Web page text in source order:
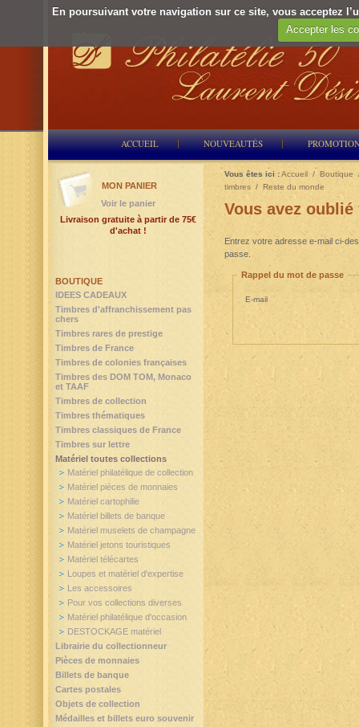
En poursuivant votre navigation sur ce site, vous acceptez
Accepter les
ACCUEIL NOUVEAUTÉS
Vous êtes ici :Accueil / Boutique
timbres / Reste du monde
Vous avez
Entrez votre adresse e-mail ci-
passe.
Rappel du mot de passe
E-mail
BOUTIQUE
IDEES CADEAUX
Timbres d'affranchissement pas
chers
Timbres rares de prestige
Timbres de France
Timbres de colonies françaises
Timbres des DOM TOM, Monaco
et TAAF
Timbres de collection
Timbres thématiques
Timbres classiques de France
Timbres sur lettre
Matériel toutes collections
Matériel philatélique de collection
Matériel pièces de monnaies
Matériel cartophilie
Matériel billets de banque
Matériel muselets de champagne
Matériel jetons touristiques
Matériel télécartes
Loupes et matériel d'expertise
Les accessoires
Pour vos collections diverses
Matériel philatélique d'occasion
DESTOCKAGE matériel
Librairie du collectionneur
Pièces de monnaies
Billets de banque
Cartes postales
Objets de collection
Médailles et billets euro souvenir
MON PANIER
Voir le panier
Livraison gratuite à partir de 75€
d'achat !